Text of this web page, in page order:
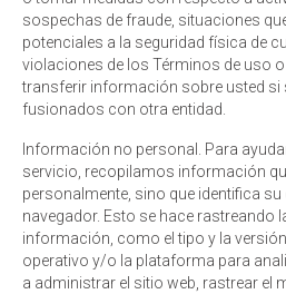
sospechas de fraude, situaciones
potenciales a la seguridad física de
violaciones de los Términos de uso o
transferir información sobre usted
fusionados con otra entidad.
Información no personal. Para
servicio, recopilamos información
personalmente, sino que identifica
navegador. Esto se hace rastreando
información, como el tipo y la
operativo y/o la plataforma para
a administrar el sitio web, rastrear el